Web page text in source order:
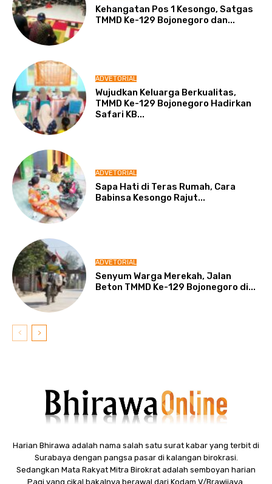
Kehangatan Pos 1 Kesongo, Satgas
TMMD Ke-129 Bojonegoro dan...
ADVETORIAL
Wujudkan Keluarga Berkualitas,
TMMD Ke-129 Bojonegoro Hadirkan
Safari KB...
ADVETORIAL
Sapa Hati di Teras Rumah, Cara
Babinsa Kesongo Rajut...
ADVETORIAL
Senyum Warga Merekah, Jalan
Beton TMMD Ke-129 Bojonegoro di...
Harian Bhirawa adalah nama salah satu surat kabar yang terbit di
Surabaya dengan pangsa pasar di kalangan birokrasi.
Sedangkan Mata Rakyat Mitra Birokrat adalah semboyan harian
Pagi yang cikal bakalnya berawal dari Kodam V/Brawijaya.